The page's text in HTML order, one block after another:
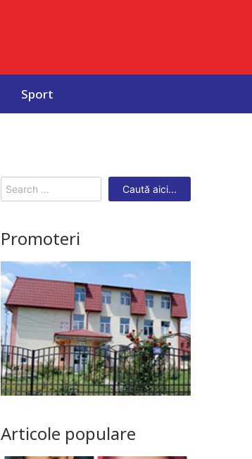
Sport
Search
for:
Promoteri
Articole populare